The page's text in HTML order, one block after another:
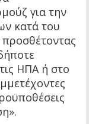
για την
κατά του
προσθέτοντας
ΗΠΑ ή στο